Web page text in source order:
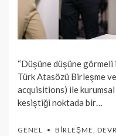
“Düşüne düşüne görmeli
Türk Atasözü Birleşme
acquisitions) ile
kesiştiği noktada bir…
GENEL BIRLEŞME,